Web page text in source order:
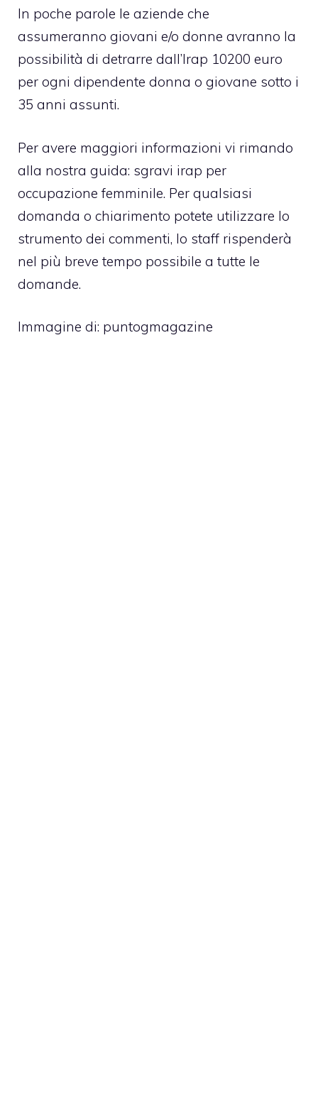
In poche parole le aziende che
assumeranno giovani e/o donne avranno la
possibilità di detrarre dall’Irap 10200 euro
per ogni dipendente donna o giovane sotto i
35 anni assunti.
Per avere maggiori informazioni vi rimando
alla nostra guida: sgravi irap per
occupazione femminile. Per qualsiasi
domanda o chiarimento potete utilizzare lo
strumento dei commenti, lo staff rispenderà
nel più breve tempo possibile a tutte le
domande.
Immagine di: puntogmagazine